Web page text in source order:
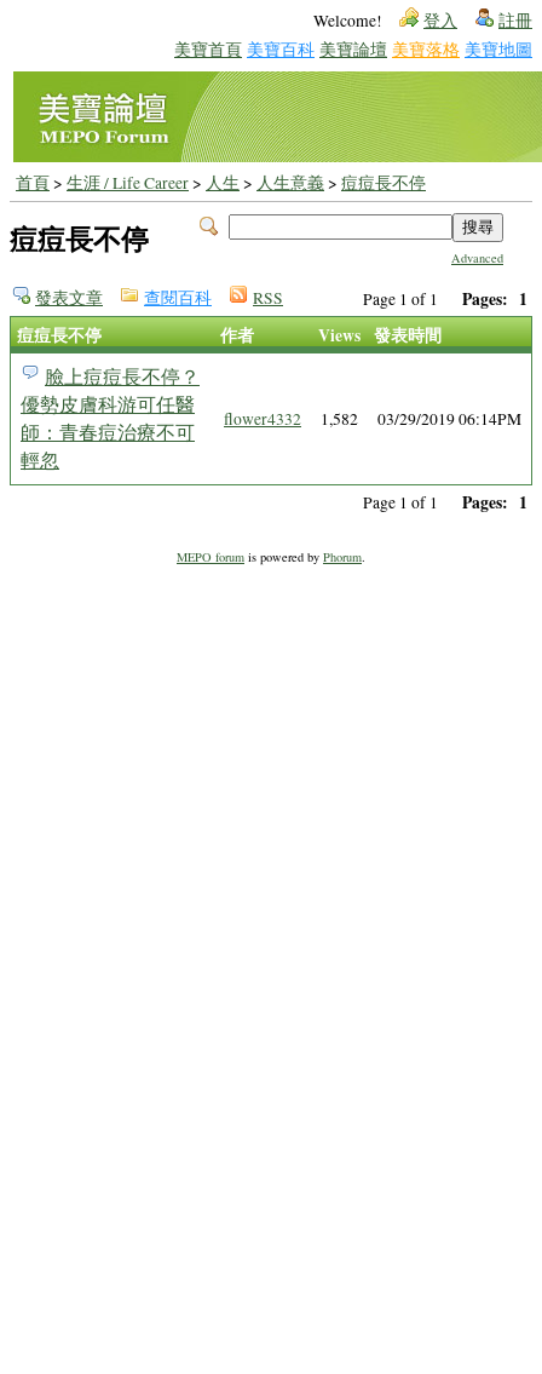
Welcome! 登入 註冊
美寶首頁 美寶百科 美寶論壇 美寶落格 美寶地圖
首頁> 生涯 / Life Career> 人生 > 人生意義> 痘痘長不停
Advanced
痘痘長不停
Page 1 of 1 Pages: 1
發表文章 查閱百科 RSS
痘痘長不停 作者 Views 發表時間
臉上痘痘長不停？
優勢皮膚科游可任醫
師：青春痘治療不可
輕忽
flower4332 1,582 03/29/2019 06:14PM
Page 1 of 1 Pages: 1
MEPO forum is powered by Phorum.